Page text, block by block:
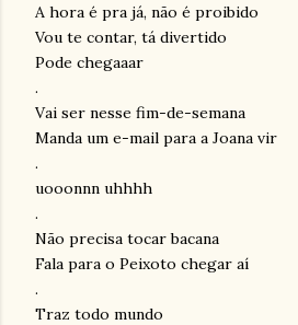
A hora é pra já, não é proibido
Vou te contar, tá divertido
Pode chegaaar
.
Vai ser nesse fim-de-semana
Manda um e-mail para a Joana vir
.
uooonnn uhhhh
.
Não precisa tocar bacana
Fala para o Peixoto chegar aí
.
Traz todo mundo